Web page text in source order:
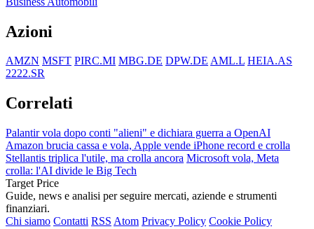
Azioni
AMZN MSFT PIRC.MI MBG.DE DPW.DE AML.L HEIA.AS
2222.SR
Correlati
Palantir vola dopo conti "alieni" e dichiara guerra a OpenAI
Amazon brucia cassa e vola, Apple vende iPhone record e crolla
Stellantis triplica l'utile, ma crolla ancora Microsoft vola, Meta
crolla: l'AI divide le Big Tech
Target Price
Guide, news e analisi per seguire mercati, aziende e strumenti
finanziari.
Chi siamo Contatti RSS Atom Privacy Policy Cookie Policy